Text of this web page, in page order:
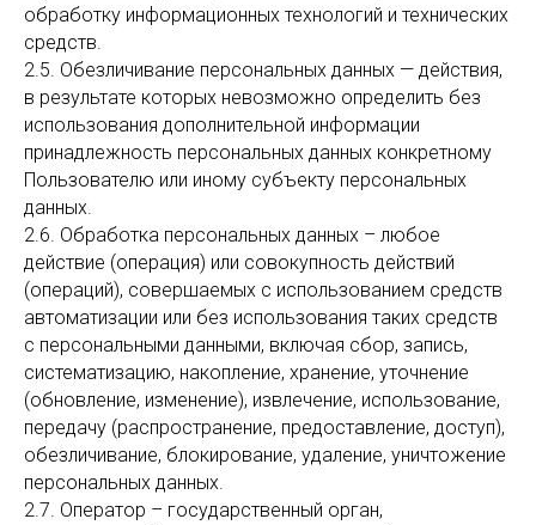
обработку информационных технологий и технических
средств.
2.5. Обезличивание персональных данных — действия,
в результате которых невозможно определить без
использования дополнительной информации
принадлежность персональных данных конкретному
Пользователю или иному субъекту персональных
данных.
2.6. Обработка персональных данных – любое
действие (операция) или совокупность действий
(операций), совершаемых с использованием средств
автоматизации или без использования таких средств
с персональными данными, включая сбор, запись,
систематизацию, накопление, хранение, уточнение
(обновление, изменение), извлечение, использование,
передачу (распространение, предоставление, доступ),
обезличивание, блокирование, удаление, уничтожение
персональных данных.
2.7. Оператор – государственный орган,